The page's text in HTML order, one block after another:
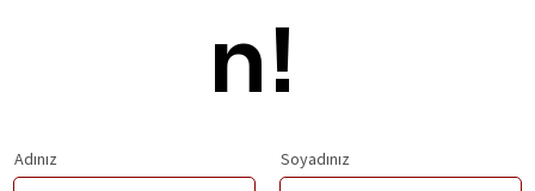
n!
Adınız Soyadınız